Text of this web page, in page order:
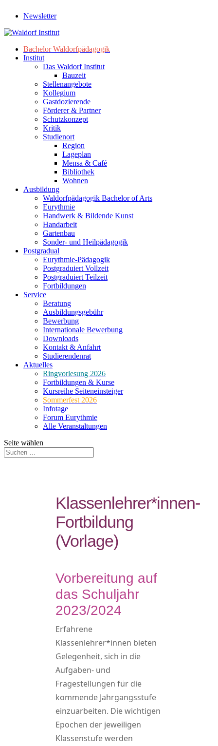
Newsletter
Bachelor Waldorfpädagogik
Institut
Das Waldorf Institut
Bauzeit
Stellenangebote
Kollegium
Gastdozierende
Förderer & Partner
Schutzkonzept
Kritik
Studienort
Region
Lageplan
Mensa & Café
Bibliothek
Wohnen
Ausbildung
Waldorfpädagogik Bachelor of Arts
Eurythmie
Handwerk & Bildende Kunst
Handarbeit
Gartenbau
Sonder- und Heilpädagogik
Postgradual
Eurythmie-Pädagogik
Postgraduiert Vollzeit
Postgraduiert Teilzeit
Fortbildungen
Service
Beratung
Ausbildungsgebühr
Bewerbung
Internationale Bewerbung
Downloads
Kontakt & Anfahrt
Studierendenrat
Aktuelles
Ringvorlesung 2026
Fortbildungen & Kurse
Kursreihe Seiteneinsteiger
Sommerfest 2026
Infotage
Forum Eurythmie
Alle Veranstaltungen
Seite wählen
Klassenlehrer*innen-
Fortbildung
(Vorlage)
Vorbereitung auf
das Schuljahr
2023/2024
Erfahrene
Klassenlehrer*innen bieten
Gelegenheit, sich in die
Aufgaben- und
Fragestellungen für die
kommende Jahrgangsstufe
einzuarbeiten. Die wichtigen
Epochen der jeweiligen
Klassenstufe werden